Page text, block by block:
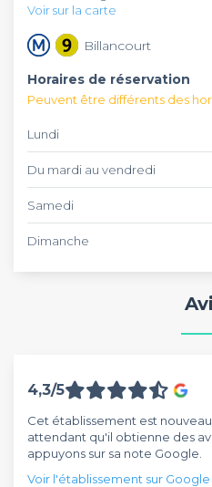
des célébrations en petit
Voir sur la carte
Billancourt
Horaires de réservation
Peuvent être différents des
Lundi
Du mardi au vendredi
Samedi
Dimanche
4,3/5
Cet établissement est nouveau
attendant qu'il obtienne des
appuyons sur sa note Google.
Voir l'établissement sur Google